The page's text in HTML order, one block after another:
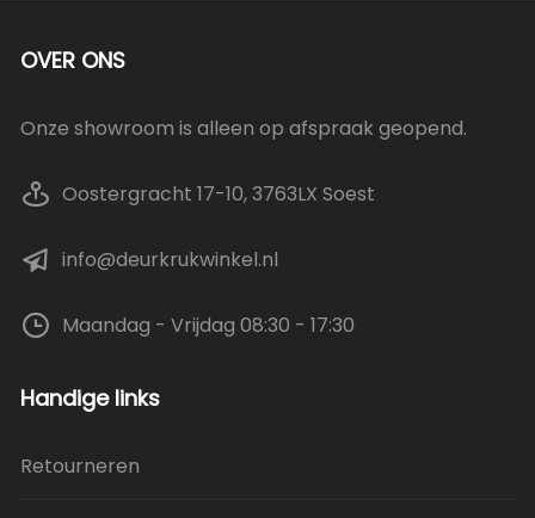
OVER ONS
Onze showroom is alleen op afspraak geopend.
Oostergracht 17-10, 3763LX Soest
info@deurkrukwinkel.nl
Maandag - Vrijdag 08:30 - 17:30
Handige links
Retourneren